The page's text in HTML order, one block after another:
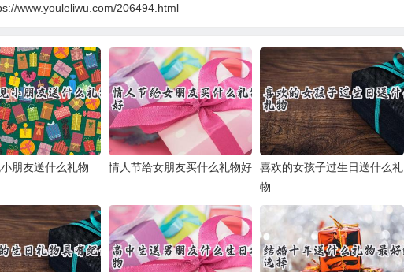
www.youleliwu.com/206494.html
朋友送什么礼物 情人节给女朋友买什么礼物好
喜欢的女孩子过生日送什么礼
物